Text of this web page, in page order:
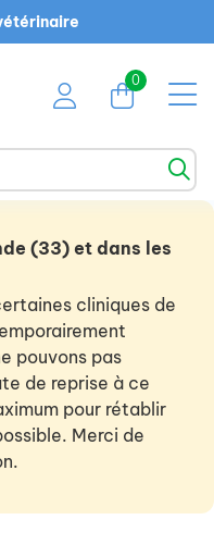
0
(33) et dans les
cliniques de
pouvons pas
de reprise à ce
pour rétablir
Merci de